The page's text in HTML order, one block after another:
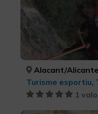
Alacant/Alicante, Alcoi/Alcoy, Altea, Benidorm, Callosa d'en Sarrià, Dénia, Elx/Elche, La Vall d'Ebo, Xàbia/Jávea, ALACANT/
Turisme esportiu,
1